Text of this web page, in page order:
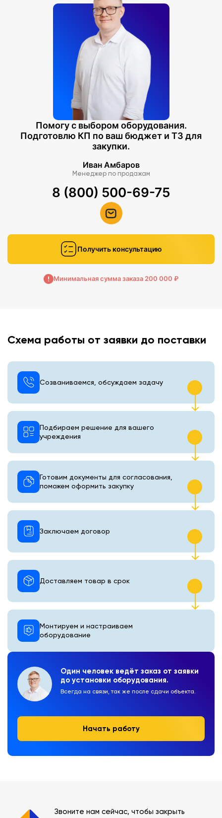
Помогу с выбором оборудования.
Подготовлю КП по ваш бюджет и ТЗ для
закупки.
Иван Амбаров
Менеджер по продажам
8 (800) 500-69-75
Получить консультацию
Минимальная сумма заказа 200 000 ₽
Схема работы от заявки до поставки
Один человек ведёт заказ от заявки
до установки оборудования.
Всегда на связи, так же после сдачи объекта.
Начать работу
Созваниваемся, обсуждаем задачу
Подбираем решение для вашего
учреждения
Готовим документы для согласования,
поможем оформить закупку
Монтируем и настраиваем
оборудование
Доставляем товар в срок
Заключаем договор
Звоните нам сейчас, чтобы закрыть